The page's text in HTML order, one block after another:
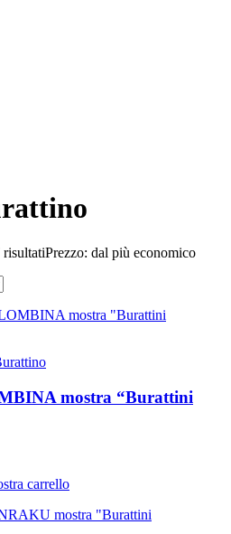
Prezzo: dal più economico
mostra “Burattini
carrello